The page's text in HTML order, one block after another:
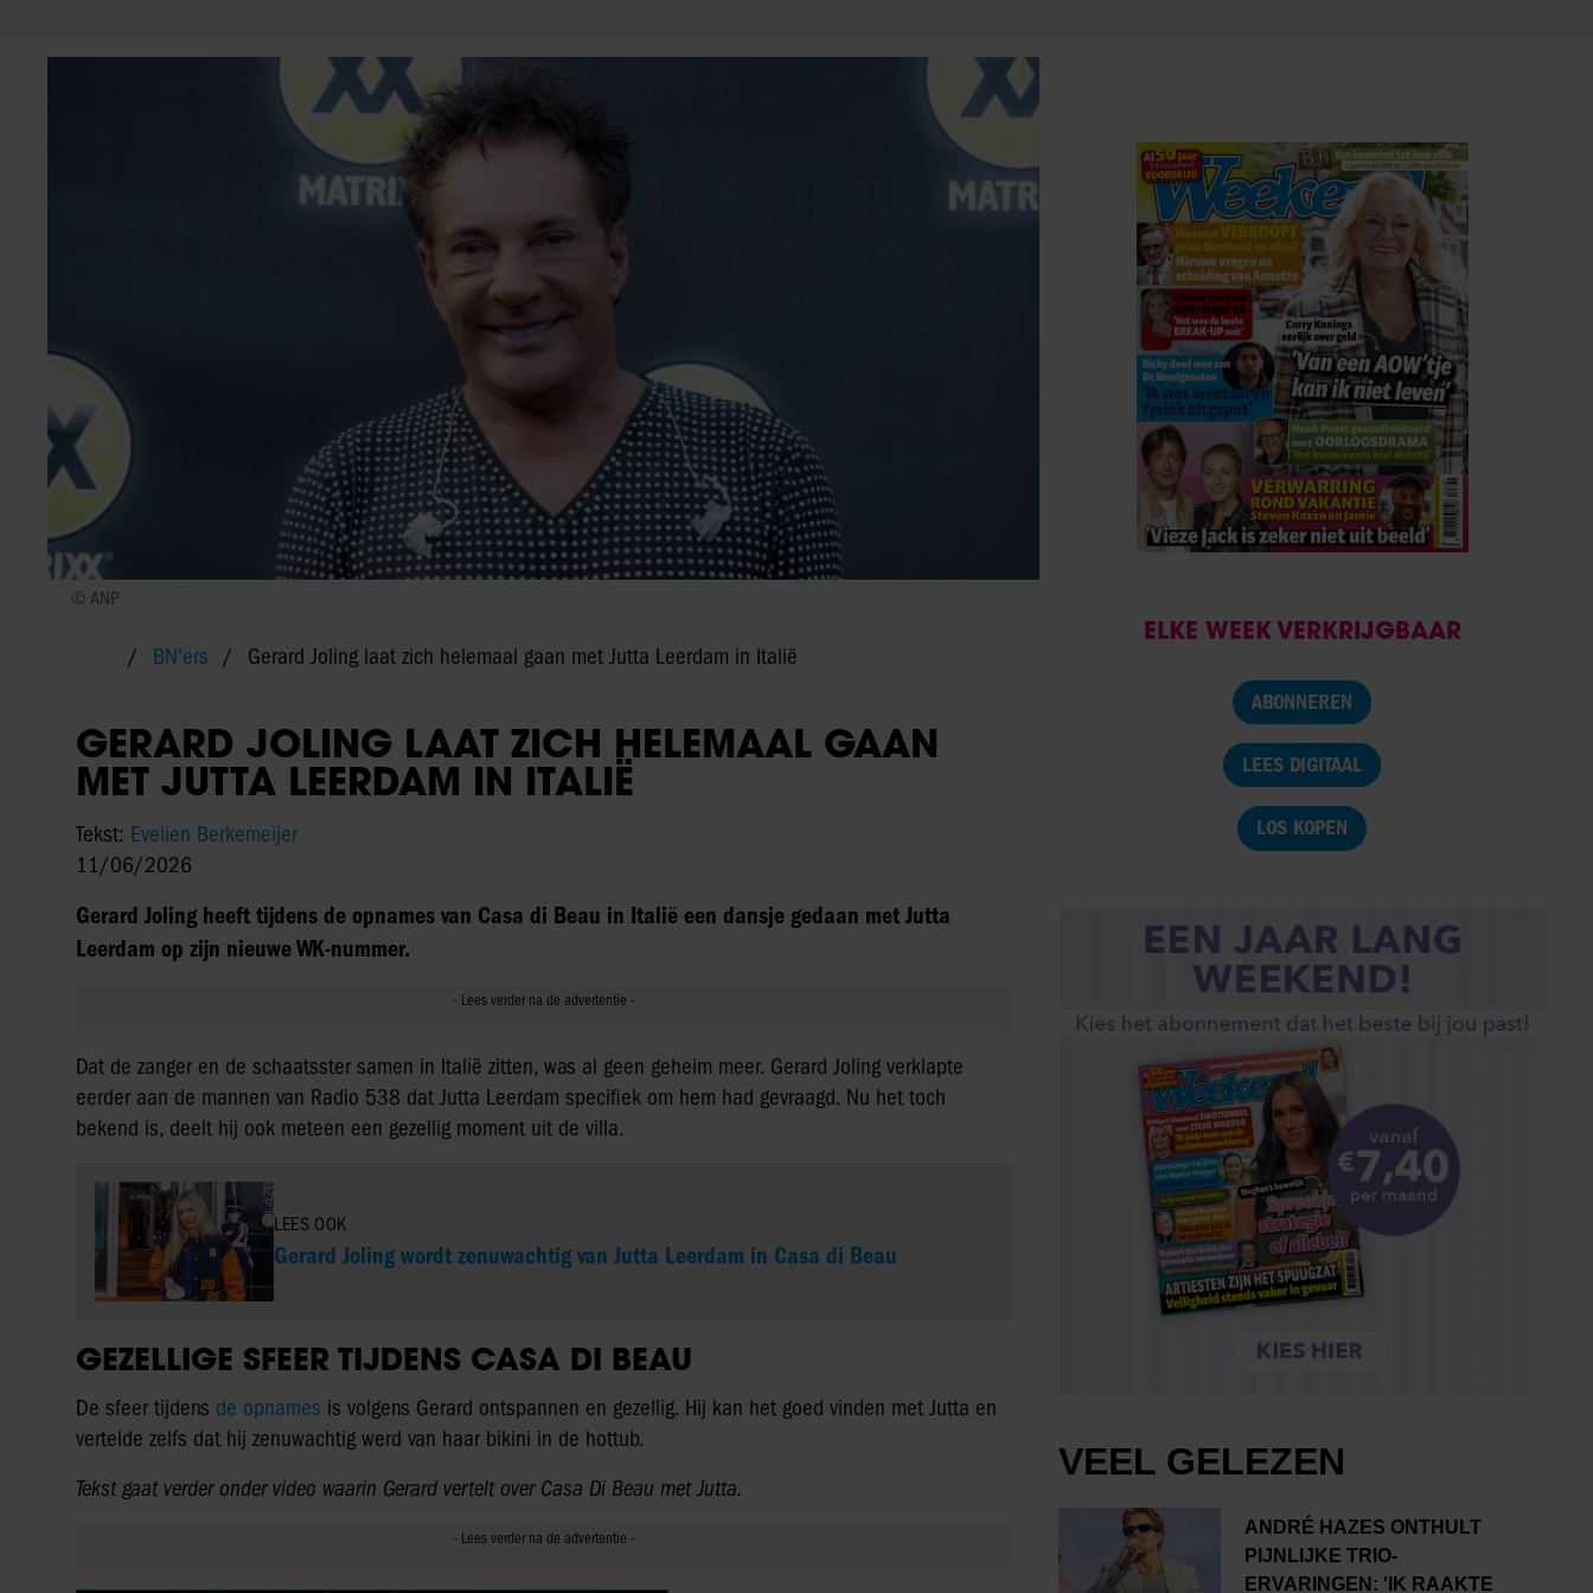
© ANP
BN'ers Gerard Joling laat zich helemaal gaan met Jutta Leerdam in Italië
GERARD JOLING LAAT ZICH HELEMAAL GAAN
MET JUTTA LEERDAM IN ITALIË
Tekst: Evelien Berkemeijer
11/06/2026
Gerard Joling heeft tijdens de opnames van Casa di Beau in Italië een dansje gedaan met Jutta
Leerdam op zijn nieuwe WK-nummer.
Dat de zanger en de schaatsster samen in Italië zitten, was al geen geheim meer. Gerard Joling verklapte
eerder aan de mannen van Radio 538 dat Jutta Leerdam specifiek om hem had gevraagd. Nu het toch
bekend is, deelt hij ook meteen een gezellig moment uit de villa.
LEES OOK
Gerard Joling wordt zenuwachtig van Jutta Leerdam in Casa di Beau
GEZELLIGE SFEER TIJDENS CASA DI BEAU
De sfeer tijdens de opnames is volgens Gerard ontspannen en gezellig. Hij kan het goed vinden met Jutta en
vertelde zelfs dat hij zenuwachtig werd van haar bikini in de hottub.
Tekst gaat verder onder video waarin Gerard vertelt over Casa Di Beau met Jutta.
ELKE WEEK VERKRIJGBAAR
ABONNEREN
LEES DIGITAAL
LOS KOPEN